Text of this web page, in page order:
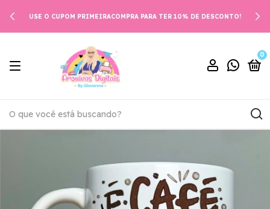
USE O CUPOM PRIMEIRACOMPRA PARA TER 10% DE DESCONTO!
0